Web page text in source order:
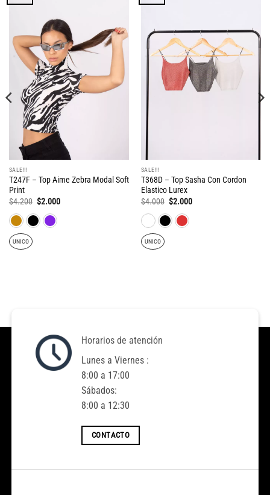
SALE!!!
T247F – Top Aime Zebra Modal Soft
Print
$4.200 El
original
era:
$2.000El
UNICO
SALE!!!
T368D – Top Sasha Con Cordon
Elastico Lurex
$4.000 El
original
era:
$2.000El
UNICO
Horarios de atención
Lunes a Viernes :
8:00 a 17:00
Sábados:
8:00 a 12:30
CONTACTO